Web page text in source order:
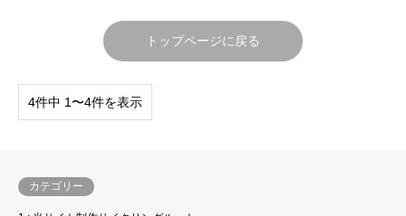
トップページに戻る
4件中 1〜4件を表示
カテゴリー